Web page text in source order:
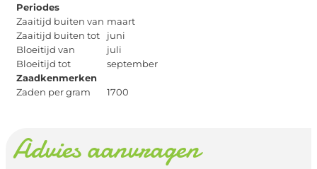
Periodes
Zaaitijd buiten van maart
Zaaitijd buiten tot
juni
Bloeitijd van
juli
Bloeitijd tot
september
Zaadkenmerken
Zaden per gram
1700
Advies aanvragen